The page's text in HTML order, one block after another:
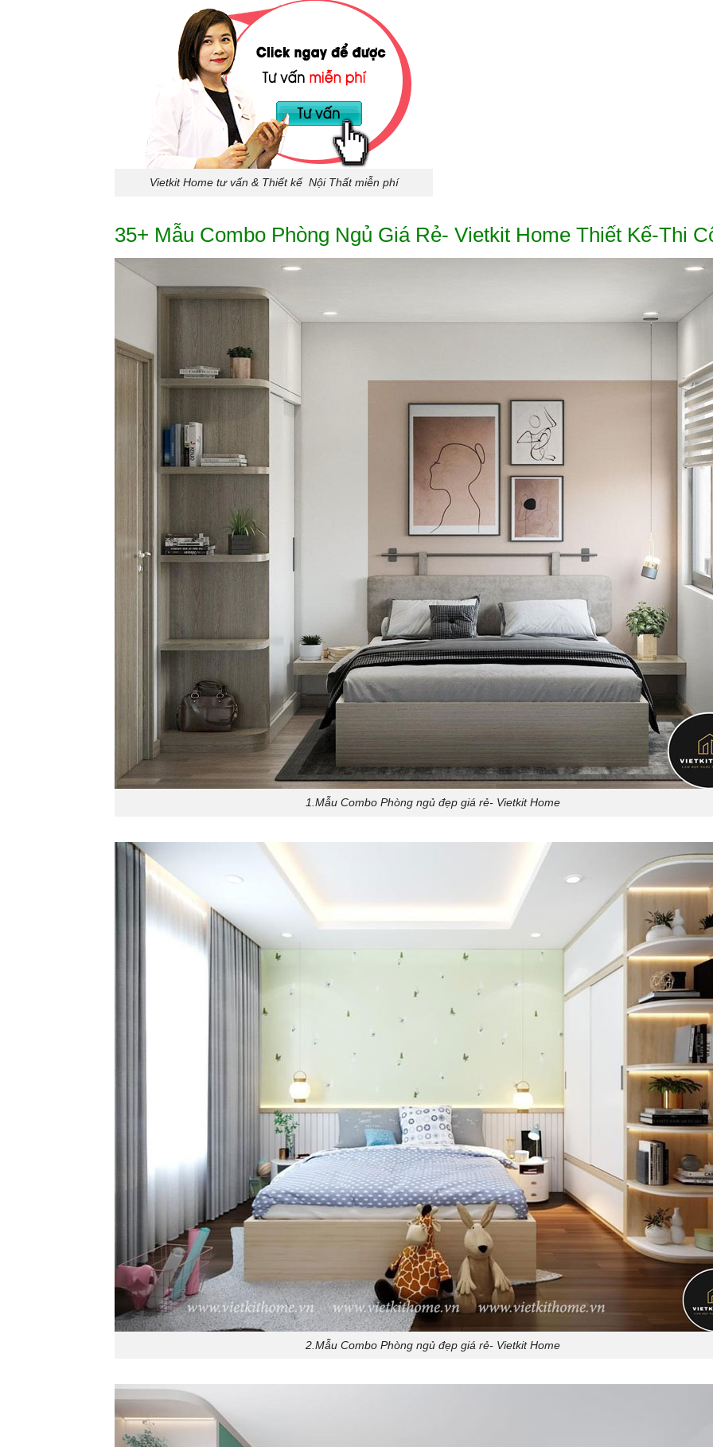
Vietkit Home tư vấn & Thiết kế Nội Thất miễn phí
35+ Mẫu Combo Phòng Ngủ Giá Rẻ- Vietkit Home Thiết Kế-Thi
1.Mẫu Combo Phòng ngủ đẹp giá rẻ- Vietkit Home
2.Mẫu Combo Phòng ngủ đẹp giá rẻ- Vietkit Home